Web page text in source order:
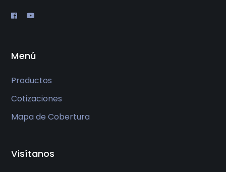
Menú
Productos
Cotizaciones
Mapa de Cobertura
Visítanos